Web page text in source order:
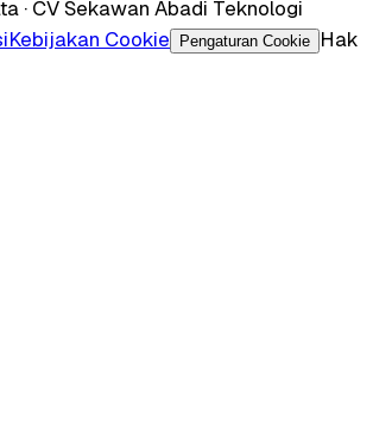
· CV Sekawan Abadi Teknologi
Kebijakan Cookie Pengaturan Cookie
Hak